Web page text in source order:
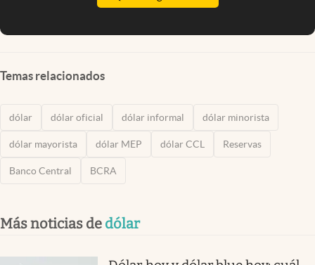
Temas relacionados
dólar dólar oficial dólar informal dólar minorista
dólar mayorista dólar MEP dólar CCL Reservas
Banco Central BCRA
Más noticias de dólar